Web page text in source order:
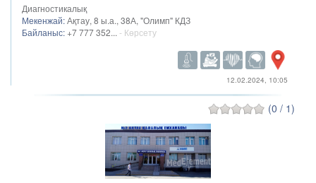
Диагностикалық
Мекенжай:Ақтау, 8 ы.а., 38А, "Олимп" КДЗ
Байланыс: +7 777 352... - Көрсету
12.02.2024, 10:05
(0 / 1)